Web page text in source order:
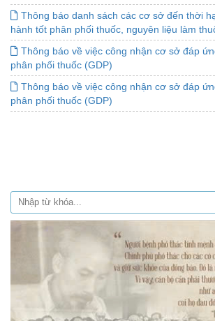
Thông báo danh sách các cơ sở đến thời
hành tốt phân phối thuốc, nguyên liệu làm
Thông báo về việc công nhận cơ sở đáp
phân phối thuốc (GDP)
Thông báo về việc công nhận cơ sở đáp
phân phối thuốc (GDP)